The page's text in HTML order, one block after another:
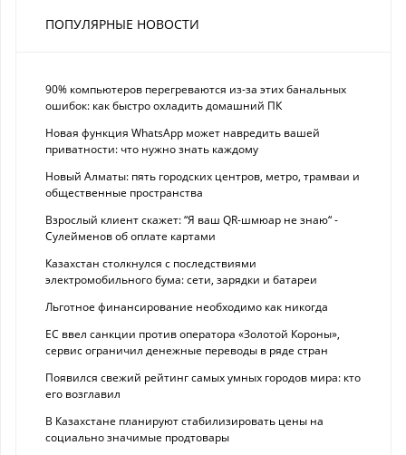
ПОПУЛЯРНЫЕ НОВОСТИ
90% компьютеров перегреваются из-за этих банальных
ошибок: как быстро охладить домашний ПК
Новая функция WhatsApp может навредить вашей
приватности: что нужно знать каждому
Новый Алматы: пять городских центров, метро, трамваи и
общественные пространства
Взрослый клиент скажет: “Я ваш QR-шмюар не знаю“ -
Сулейменов об оплате картами
Казахстан столкнулся с последствиями
электромобильного бума: сети, зарядки и батареи
Льготное финансирование необходимо как никогда
ЕС ввел санкции против оператора «Золотой Короны»,
сервис ограничил денежные переводы в ряде стран
Появился свежий рейтинг самых умных городов мира: кто
его возглавил
В Казахстане планируют стабилизировать цены на
социально значимые продтовары